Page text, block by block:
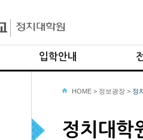
입학안내
모집요강 (외국인)
선거
의회
HOME > 정보광장 > 정
정치대학